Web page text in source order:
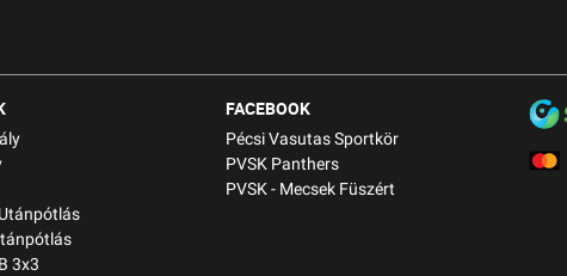
3x3
FACEBOOK
Pécsi Vasutas Sportkör
PVSK Panthers
PVSK - Mecsek Füszért